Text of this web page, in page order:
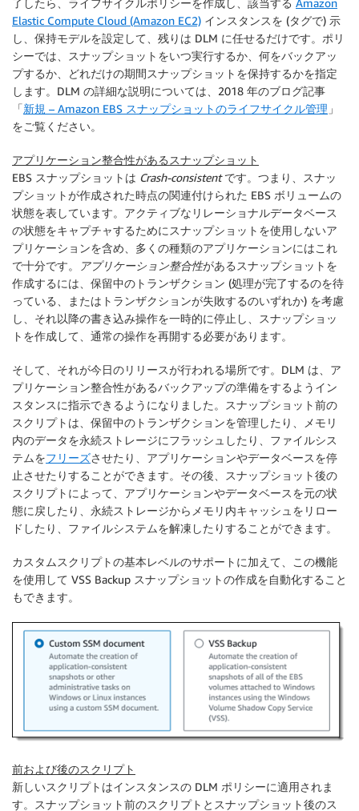
了したら、ライフサイクルポリシーを作成し、該当する Amazon
Elastic Compute Cloud (Amazon EC2) インスタンスを (タグで) 示
し、保持モデルを設定して、残りは DLM に任せるだけです。ポリ
シーでは、スナップショットをいつ実行するか、何をバックアッ
プするか、どれだけの期間スナップショットを保持するかを指定
します。DLM の詳細な説明については、2018 年のブログ記事
「新規 – Amazon EBS スナップショットのライフサイクル管理 」
をご覧ください。
アプリケーション整合性があるスナップショット
EBS スナップショットは Crash-consistentです。つまり、スナッ
プショットが作成された時点の関連付けられた EBS ボリュームの
状態を表しています。アクティブなリレーショナルデータベース
の状態をキャプチャするためにスナップショットを使用しないア
プリケーションを含め、多くの種類のアプリケーションにはこれ
で十分です。
アプリケーション整合性があるスナップショットを
作成するには、保留中のトランザクション (処理が完了するのを待
っている、またはトランザクションが失敗するのいずれか) を考慮
し、それ以降の書き込み操作を一時的に停止し、スナップショッ
トを作成して、通常の操作を再開する必要があります。
そして、それが今日のリリースが行われる場所です。DLM は、ア
プリケーション整合性があるバックアップの準備をするようイン
スタンスに指示できるようになりました。スナップショット前の
スクリプトは、保留中のトランザクションを管理したり、メモリ
内のデータを永続ストレージにフラッシュしたり、ファイルシス
テムをフリーズさせたり、アプリケーションやデータベースを停
止させたりすることができます。その後、スナップショット後の
スクリプトによって、アプリケーションやデータベースを元の状
態に戻したり、永続ストレージからメモリ内キャッシュをリロー
ドしたり、ファイルシステムを解凍したりすることができます。
カスタムスクリプトの基本レベルのサポートに加えて、この機能
を使用して VSS Backup スナップショットの作成を自動化すること
もできます。
前および後のスクリプト
新しいスクリプトはインスタンスの DLM ポリシーに適用されま
す。スナップショット前のスクリプトとスナップショット後のス